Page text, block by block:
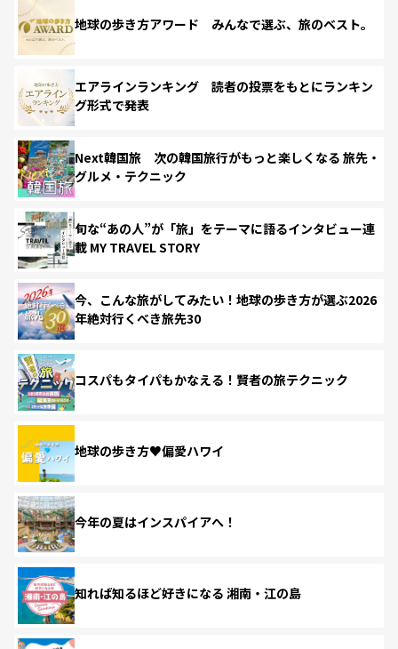
地球の歩き方アワード みんなで選ぶ、旅のベスト。
エアラインランキング 読者の投票をもとにランキン
グ形式で発表
Next韓国旅 次の韓国旅行がもっと楽しくなる 旅先・
グルメ・テクニック
旬な“あの人”が「旅」をテーマに語るインタビュー連
載 MY TRAVEL STORY
今、こんな旅がしてみたい！地球の歩き方が選ぶ2026
年絶対行くべき旅先30
コスパもタイパもかなえる！賢者の旅テクニック
地球の歩き方♥偏愛ハワイ
今年の夏はインスパイアへ！
知れば知るほど好きになる 湘南・江の島